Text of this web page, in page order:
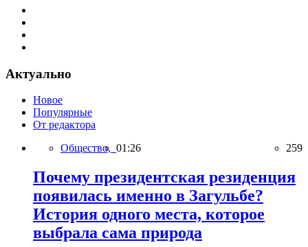
Актуально
Новое
Популярные
От редактора
Общество, 01:26 259
Почему президентская резиденция
появилась именно в Загульбе?
История одного места, которое
выбрала сама природа